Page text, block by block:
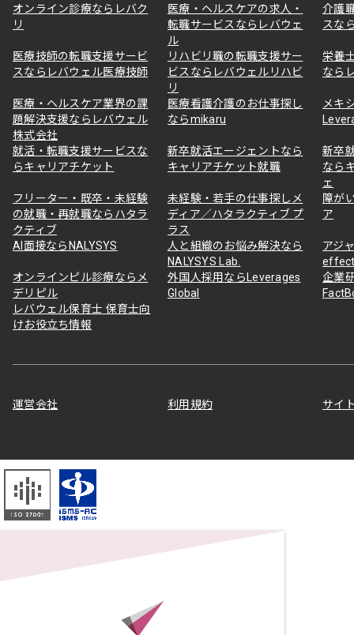
オンライン診療ならレバク
リ
医療・ヘルスケアの求人・
転職サービスならレバウェ
ル
介護
スな
医療技師の転職支援サービ
スならレバウェル医療技師
リハビリ職の転職支援サー
ビスならレバウェルリハビ
リ
栄養
なら
医療・ヘルスケア業界の課
題解決支援ならレバウェル
株式会社
医療看護介護のお仕事探し
ならmikaru
メキ
就活・転職支援サービスな
らキャリアチケット
新卒就活エージェントなら
キャリアチケット就職
新卒
なら
ェ
フリーター・既卒・未経験
の就職・再就職ならハタラ
クティブ
未経験・若手の仕事探しメ
ディア／ハタラクティブ プ
ラス
障が
ア
AI面接ならNALYSYS
人と組織のお悩み解決なら
NALYSYS Lab.
アジ
オンラインピル診療ならメ
デリピル
外国人採用ならLeverages
Global
企業
レバウェル保育士 保育士向
けお役立ち情報
運営会社 利用規約 サイ